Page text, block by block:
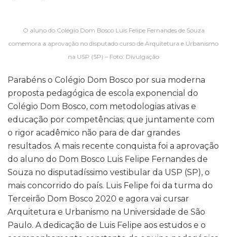
O aluno do Colégio Dom Bosco Luis Felipe Fernandes de Souza
comemora a aprovação no disputado curso de Arquitetura e Urbanismo
na USP (SP) – Foto: Divulgação
Parabéns o Colégio Dom Bosco por sua moderna
proposta pedagógica de escola exponencial do
Colégio Dom Bosco, com metodologias ativas e
educação por competências; que juntamente com
o rigor acadêmico não para de dar grandes
resultados. A mais recente conquista foi a aprovação
do aluno do Dom Bosco Luis Felipe Fernandes de
Souza no disputadíssimo vestibular da USP (SP), o
mais concorrido do país. Luis Felipe foi da turma do
Terceirão Dom Bosco 2020 e agora vai cursar
Arquitetura e Urbanismo na Universidade de São
Paulo. A dedicação de Luis Felipe aos estudos e o